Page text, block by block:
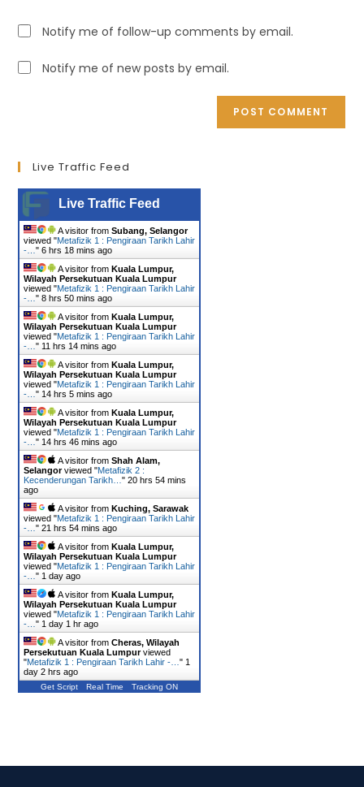
Notify me of follow-up comments by email.
Notify me of new posts by email.
Live Traffic Feed
Live Traffic Feed
A visitor fromSubang, Selangor
viewed "Metafizik 1 : Pengiraan Tarikh Lahir
-…"6 hrs 18 mins ago
A visitor fromKuala Lumpur,
Wilayah Persekutuan Kuala Lumpur
viewed "Metafizik 1 : Pengiraan Tarikh Lahir
-…"8 hrs 50 mins ago
A visitor fromKuala Lumpur,
Wilayah Persekutuan Kuala Lumpur
viewed "Metafizik 1 : Pengiraan Tarikh Lahir
-…" 11 hrs 14 mins ago
A visitor fromKuala Lumpur,
Wilayah Persekutuan Kuala Lumpur
viewed "Metafizik 1 : Pengiraan Tarikh Lahir
-…" 14 hrs 5 mins ago
A visitor fromKuala Lumpur,
Wilayah Persekutuan Kuala Lumpur
viewed "Metafizik 1 : Pengiraan Tarikh Lahir
-…" 14 hrs 46 mins ago
A visitor fromShah Alam,
Selangorviewed "Metafizik 2 :
Kecenderungan Tarikh…"20 hrs 54 mins
ago
A visitor fromKuching, Sarawak
viewed "Metafizik 1 : Pengiraan Tarikh Lahir
-…"21 hrs 54 mins ago
A visitor fromKuala Lumpur,
Wilayah Persekutuan Kuala Lumpur
viewed "Metafizik 1 : Pengiraan Tarikh Lahir
-…" 1 day ago
A visitor fromKuala Lumpur,
Wilayah Persekutuan Kuala Lumpur
viewed "Metafizik 1 : Pengiraan Tarikh Lahir
-…" 1 day 1 hr ago
A visitor fromCheras, Wilayah
Persekutuan Kuala Lumpurviewed
"Metafizik 1 : Pengiraan Tarikh Lahir -…" 1
day 2 hrs ago
Get Script Real Time Tracking ON